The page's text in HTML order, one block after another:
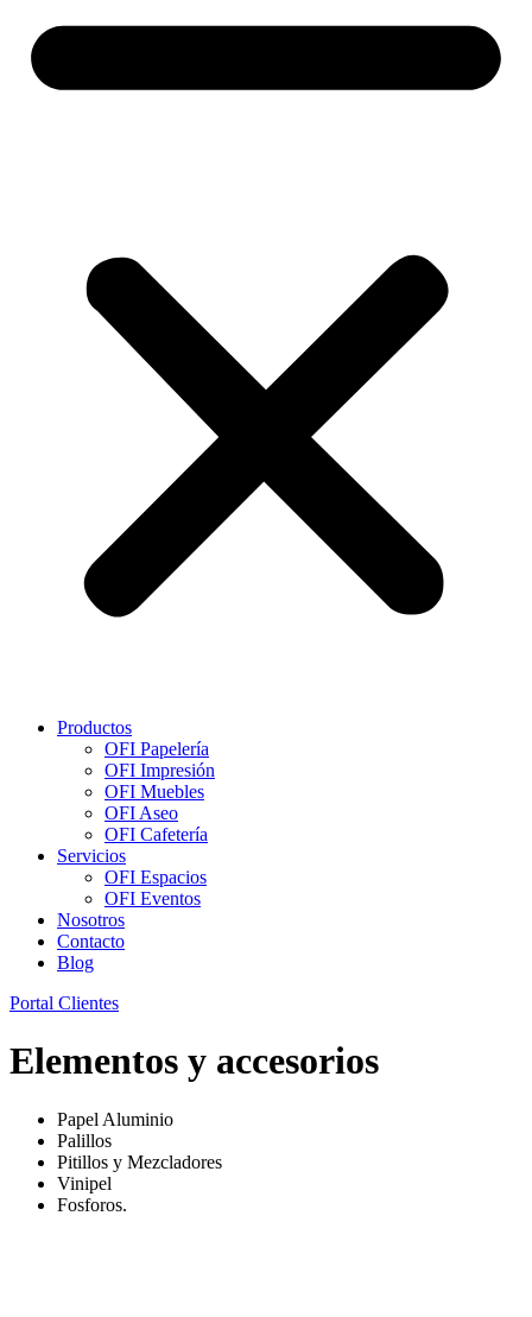
Productos
OFI Papelería
OFI Impresión
OFI Muebles
OFI Aseo
OFI Cafetería
Servicios
OFI Espacios
OFI Eventos
Nosotros
Contacto
Blog
Portal Clientes
Elementos y accesorios
Papel Aluminio
Palillos
Pitillos y Mezcladores
Vinipel
Fosforos.